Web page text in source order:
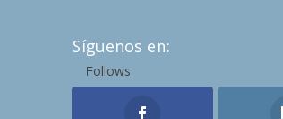
Síguenos en:
Follows